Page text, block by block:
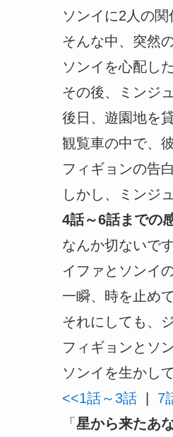
ソンイに2人の
そんな中、突然
ソンイを心配し
その後、ミンジ
後日、遊園地を
観覧車の中で、
フィギョンの告
しかし、ミンジ
4話～6話までの
なんか切ないで
イファとソンイ
一瞬、時を止め
それにしても、
フィギョンとソ
ソンイを生かし
<<1話～3話
7
「 星から来たあ